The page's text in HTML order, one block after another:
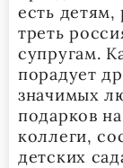
есть детям,
треть
супругам.
порадует
значимых
подарков
коллеги,
детских